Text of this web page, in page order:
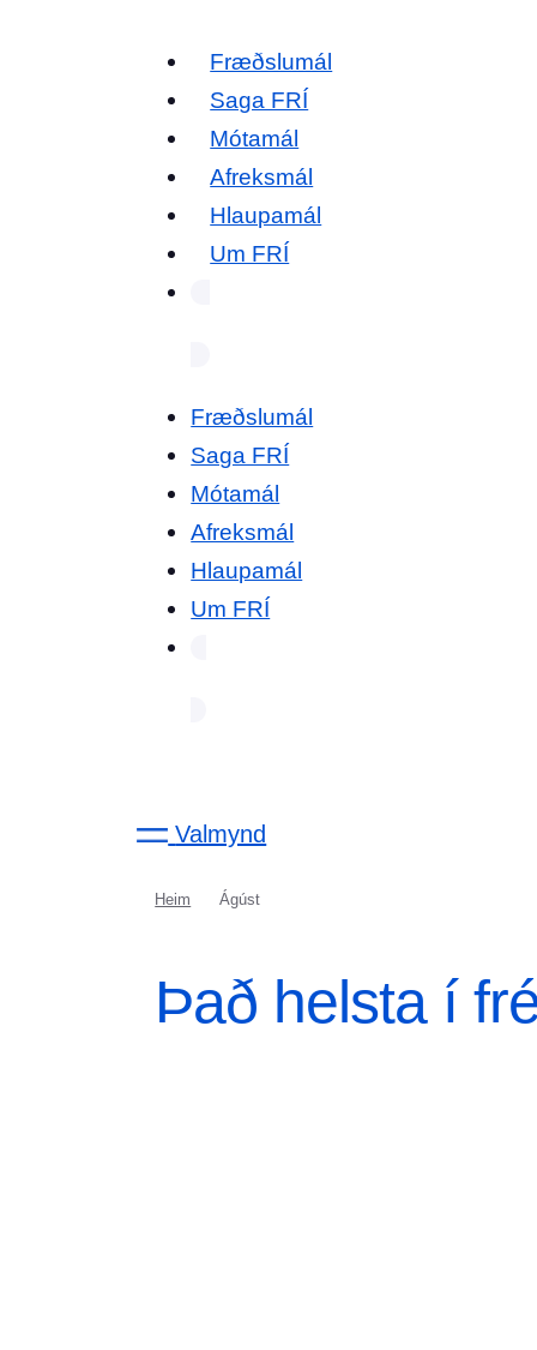
Fræðslumál
Saga FRÍ
Mótamál
Afreksmál
Hlaupamál
Um FRÍ
Fræðslumál
Saga FRÍ
Mótamál
Afreksmál
Hlaupamál
Um FRÍ
Valmynd
Heim Ágúst
Það helsta í